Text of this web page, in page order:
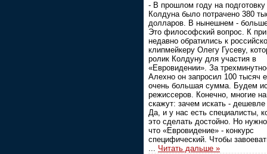
- В прошлом году на
Колдуна было потрачено 380
долларов. В нынешнем -
Это философский вопрос. К
недавно обратились к
клипмейкеру Олегу Гусеву,
ролик Колдуну для участия в
«Евровидении». За
Алехно он запросил 100 тысяч
очень большая сумма. Будем
режиссеров. Конечно, многие
скажут: зачем искать - дешевле
Да, и у нас есть специалисты,
это сделать достойно. Но
что «Евровидение» - конкурс
специфический. Чтобы
... Читать дальше »